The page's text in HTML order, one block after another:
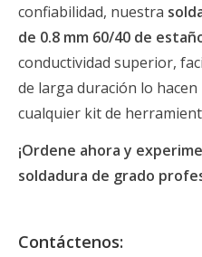
confiabilidad, nuestra
de 0.8 mm 60/40 de
conductividad superior,
de larga duración lo
cualquier kit de
¡Ordene ahora y
soldadura de grado
Contáctenos: